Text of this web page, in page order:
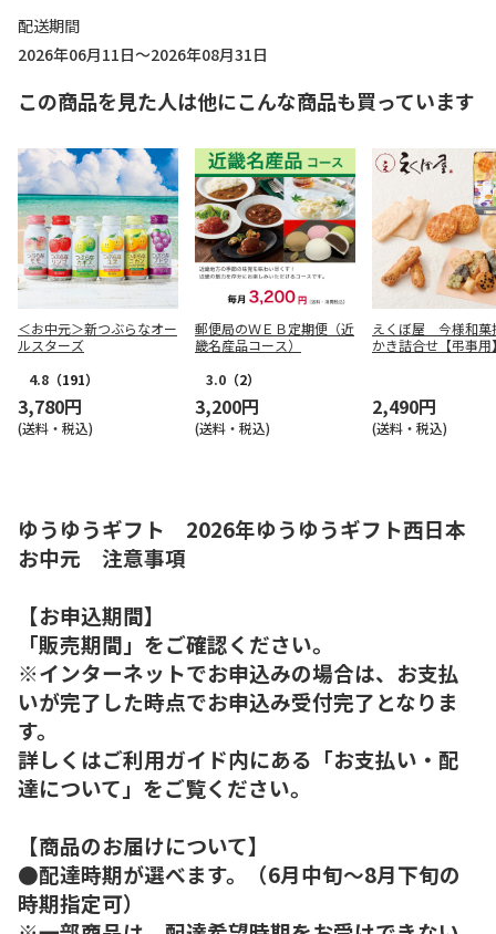
配送期間
2026年06月11日～2026年08月31日
この商品を見た人は他にこんな商品も買っています
＜お中元＞新つぶらなオー
ルスターズ
4.8 （191）
3,780円
(送料・税込)
郵便局のＷＥＢ定期便（近
畿名産品コース）
3.0 （2）
3,200円
(送料・税込)
えくぼ屋 今様和
かき詰合せ【弔事用
2,490円
(送料・税込)
ゆうゆうギフト 2026年ゆうゆうギフト西日本
お中元 注意事項
【お申込期間】
「販売期間」をご確認ください。
※インターネットでお申込みの場合は、お支払
いが完了した時点でお申込み受付完了となりま
す。
詳しくはご利用ガイド内にある「お支払い・配
達について」をご覧ください。
【商品のお届けについて】
●配達時期が選べます。（6月中旬～8月下旬の
時期指定可）